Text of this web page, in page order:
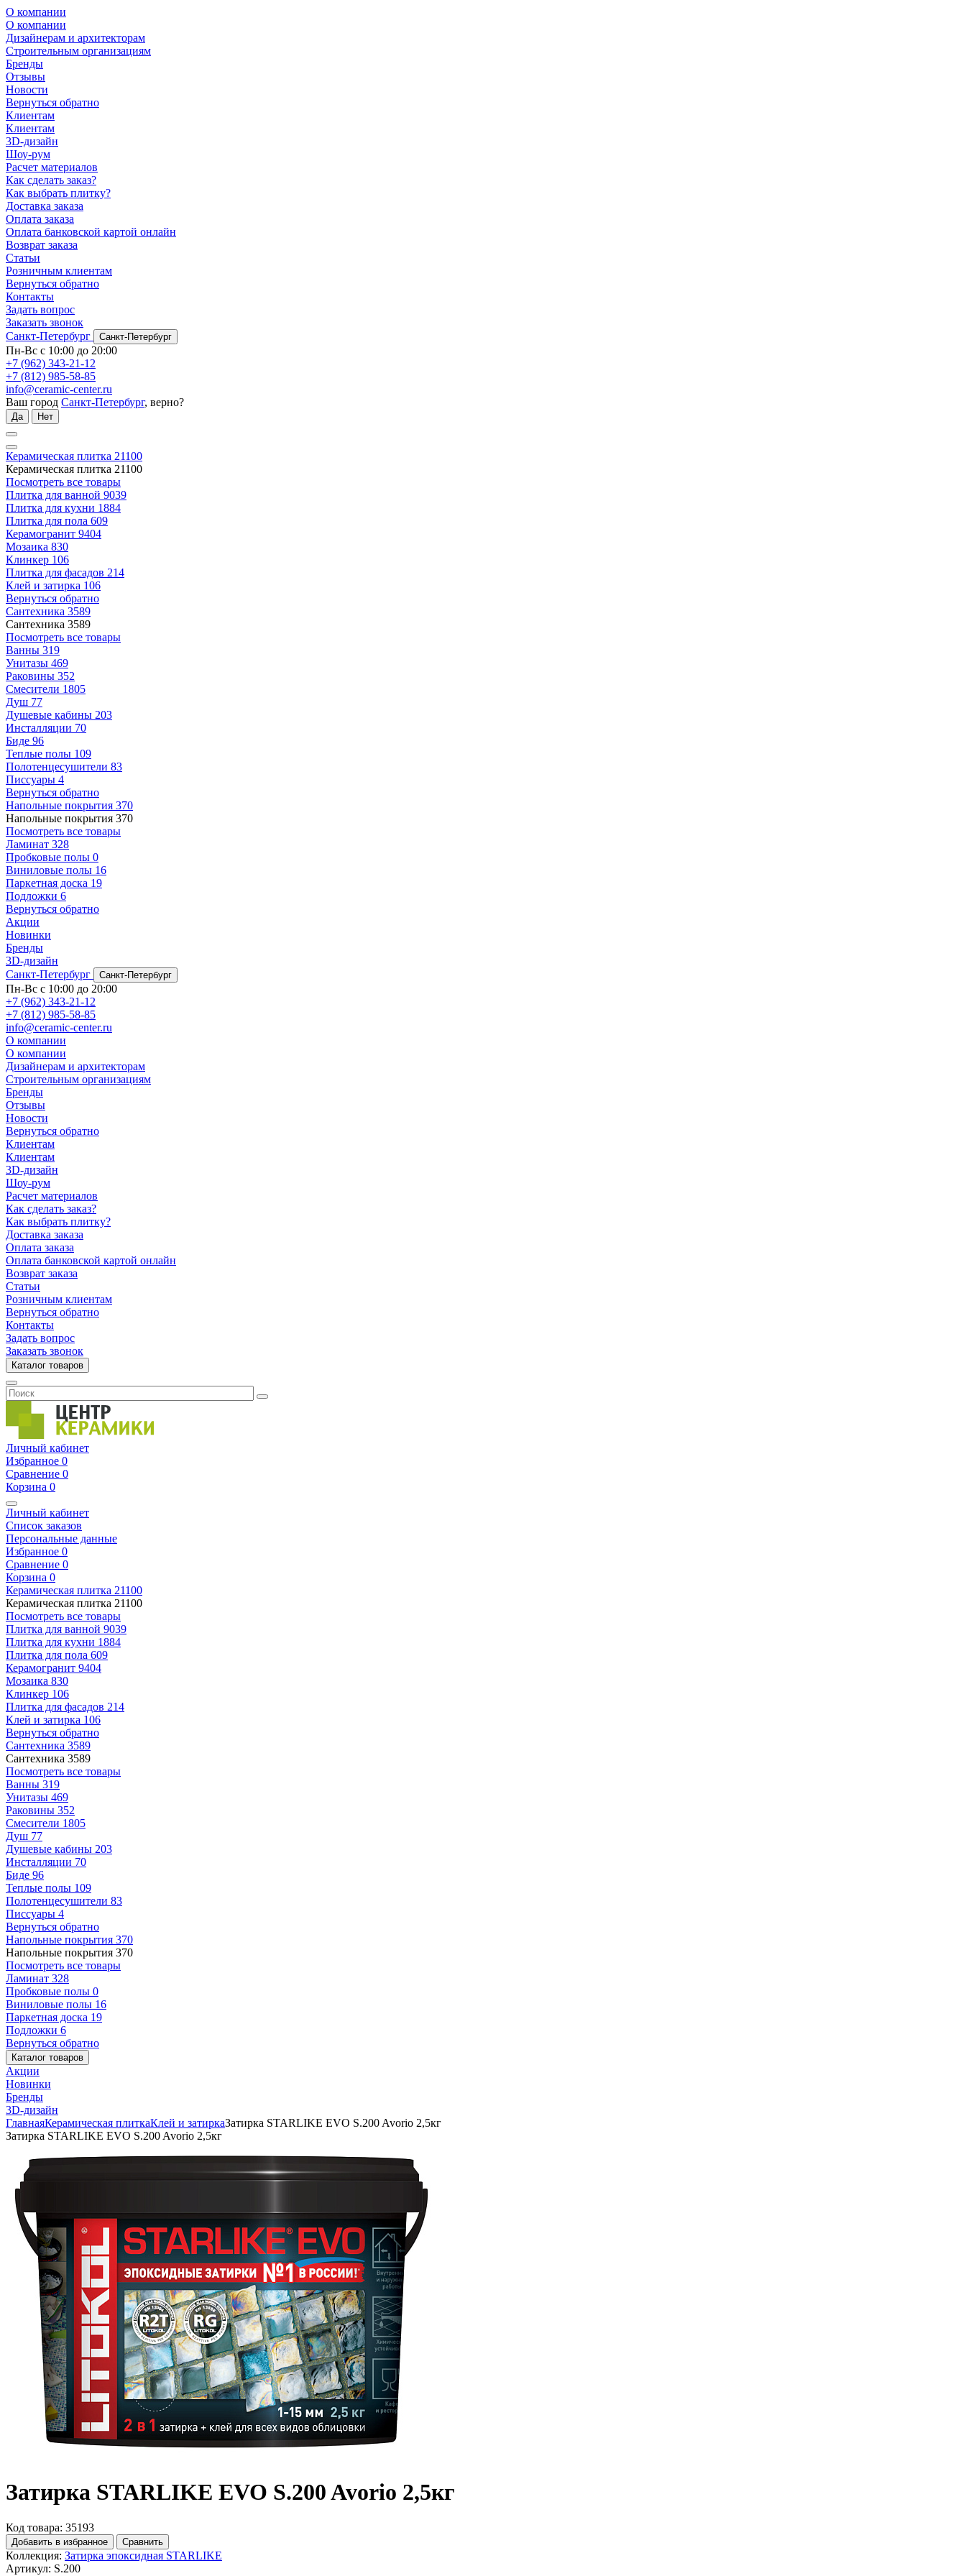
О компании
О компании
Дизайнерам и архитекторам
Строительным организациям
Бренды
Отзывы
Новости
Вернуться обратно
Клиентам
Клиентам
3D-дизайн
Шоу-рум
Расчет материалов
Как сделать заказ?
Как выбрать плитку?
Доставка заказа
Оплата заказа
Оплата банковской картой онлайн
Возврат заказа
Статьи
Розничным клиентам
Вернуться обратно
Контакты
Задать вопрос
Заказать звонок
Санкт-Петербург
Санкт-Петербург
Пн-Вс с 10:00 до 20:00
+7 (962) 343-21-12
+7 (812) 985-58-85
info@ceramic-center.ru
Ваш город Санкт-Петербург, верно?
Да Нет
Керамическая плитка 21100
Керамическая плитка 21100
Посмотреть все товары
Плитка для ванной 9039
Плитка для кухни 1884
Плитка для пола 609
Керамогранит 9404
Мозаика 830
Клинкер 106
Плитка для фасадов 214
Клей и затирка 106
Вернуться обратно
Сантехника 3589
Сантехника 3589
Посмотреть все товары
Ванны 319
Унитазы 469
Раковины 352
Смесители 1805
Душ 77
Душевые кабины 203
Инсталляции 70
Биде 96
Теплые полы 109
Полотенцесушители 83
Писсуары 4
Вернуться обратно
Напольные покрытия 370
Напольные покрытия 370
Посмотреть все товары
Ламинат 328
Пробковые полы 0
Виниловые полы 16
Паркетная доска 19
Подложки 6
Вернуться обратно
Акции
Новинки
Бренды
3D-дизайн
Санкт-Петербург
Санкт-Петербург
Пн-Вс с 10:00 до 20:00
+7 (962) 343-21-12
+7 (812) 985-58-85
info@ceramic-center.ru
О компании
О компании
Дизайнерам и архитекторам
Строительным организациям
Бренды
Отзывы
Новости
Вернуться обратно
Клиентам
Клиентам
3D-дизайн
Шоу-рум
Расчет материалов
Как сделать заказ?
Как выбрать плитку?
Доставка заказа
Оплата заказа
Оплата банковской картой онлайн
Возврат заказа
Статьи
Розничным клиентам
Вернуться обратно
Контакты
Задать вопрос
Заказать звонок
Каталог товаров
Личный кабинет
Избранное 0
Сравнение 0
Корзина 0
Личный кабинет
Список заказов
Персональные данные
Избранное 0
Сравнение 0
Корзина 0
Керамическая плитка 21100
Керамическая плитка 21100
Посмотреть все товары
Плитка для ванной 9039
Плитка для кухни 1884
Плитка для пола 609
Керамогранит 9404
Мозаика 830
Клинкер 106
Плитка для фасадов 214
Клей и затирка 106
Вернуться обратно
Сантехника 3589
Сантехника 3589
Посмотреть все товары
Ванны 319
Унитазы 469
Раковины 352
Смесители 1805
Душ 77
Душевые кабины 203
Инсталляции 70
Биде 96
Теплые полы 109
Полотенцесушители 83
Писсуары 4
Вернуться обратно
Напольные покрытия 370
Напольные покрытия 370
Посмотреть все товары
Ламинат 328
Пробковые полы 0
Виниловые полы 16
Паркетная доска 19
Подложки 6
Вернуться обратно
Каталог товаров
Акции
Новинки
Бренды
3D-дизайн
ГлавнаяКерамическая плиткаКлей и затиркаЗатирка STARLIKE EVO S.200 Avorio 2,5кг
Затирка STARLIKE EVO S.200 Avorio 2,5кг
Затирка STARLIKE EVO S.200 Avorio 2,5кг
Код товара: 35193
Добавить в избранное Сравнить
Коллекция: Затирка эпоксидная STARLIKE
Артикул: S.200